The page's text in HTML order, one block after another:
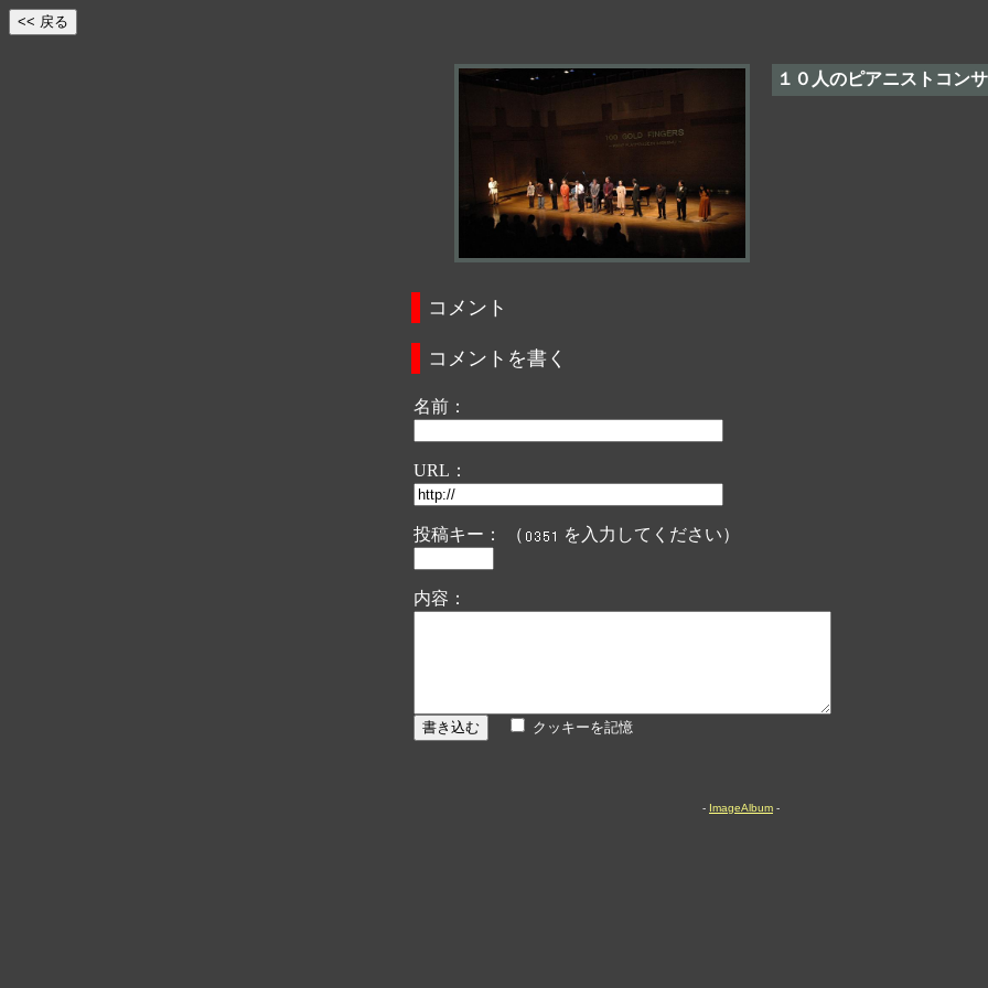
１０人のピアニストコン
コメント
コメントを書く
名前：
URL：
投稿キー： （ を入力してください）
内容：
クッキーを記憶
- ImageAlbum -